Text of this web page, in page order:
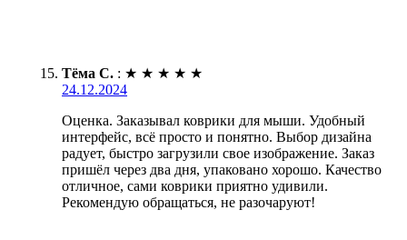
Тёма С. : ★ ★ ★ ★ ★
24.12.2024
Оценка. Заказывал коврики для мыши. Удобный
интерфейс, всё просто и понятно. Выбор дизайна
радует, быстро загрузили свое изображение. Заказ
пришёл через два дня, упаковано хорошо. Качество
отличное, сами коврики приятно удивили.
Рекомендую обращаться, не разочаруют!